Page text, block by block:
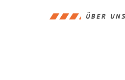
ÜBER UNS